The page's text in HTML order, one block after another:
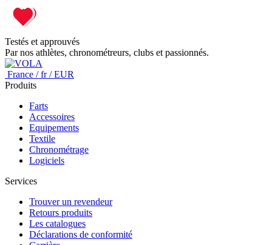
Testés et approuvés
Par nos athlètes, chronométreurs, clubs et passionnés.
France / fr / EUR
Produits
Farts
Accessoires
Equipements
Textile
Chronométrage
Logiciels
Services
Trouver un revendeur
Retours produits
Les catalogues
Déclarations de conformité